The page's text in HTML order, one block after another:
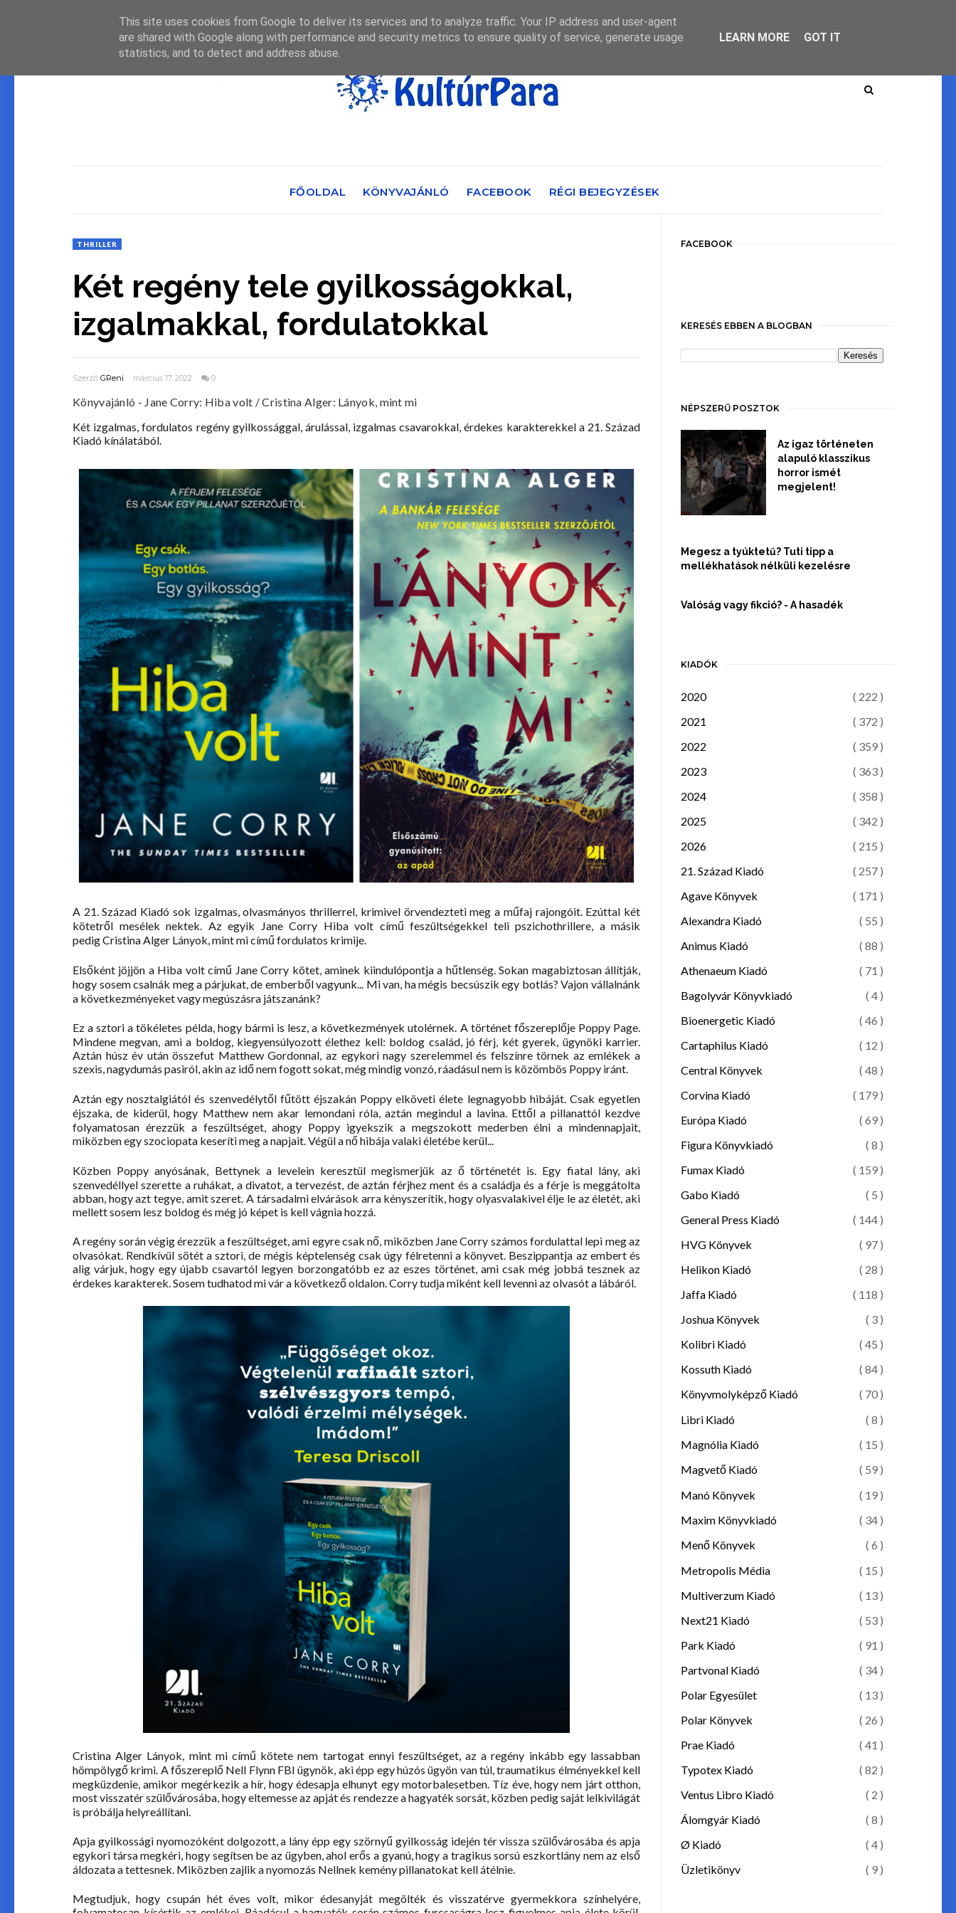
FŐOLDAL KÖNYVAJÁNLÓ FACEBOOK RÉGI BEJEGYZÉSEK
THRILLER
Két regény tele gyilkosságokkal,
izgalmakkal, fordulatokkal
Szerző GReni március 17, 2022 0
Könyvajánló - Jane Corry: Hiba volt / Cristina Alger: Lányok, mint mi
Két izgalmas, fordulatos regény gyilkossággal, árulással, izgalmas csavarokkal, érdekes karakterekkel a 21. Század
Kiadó kínálatából.
A 21. Század Kiadó sok izgalmas, olvasmányos thrillerrel, krimivel örvendezteti meg a műfaj rajongóit. Ezúttal két
kötetről mesélek nektek. Az egyik Jane Corry Hiba ​volt című feszültségekkel teli pszichothrillere, a másik
pedig Cristina Alger Lányok, mint mi című fordulatos krimije.
Elsőként jöjjön a Hiba volt című Jane Corry kötet, aminek kiindulópontja a hűtlenség. Sokan magabiztosan állítják,
hogy sosem csalnák meg a párjukat, de emberből vagyunk... Mi van, ha mégis becsúszik egy botlás? Vajon vállalnánk
a következményeket vagy megúszásra játszanánk?
Ez a sztori a tökéletes példa, hogy bármi is lesz, a következmények utolérnek. A történet főszereplője Poppy Page.
Mindene megvan, ami a boldog, kiegyensúlyozott élethez kell: boldog család, jó férj, két gyerek, ügynöki karrier.
Aztán húsz év után összefut Matthew Gordonnal, az egykori nagy szerelemmel és felszínre törnek az emlékek a
szexis, nagydumás pasiról, akin az idő nem fogott sokat, még mindig vonzó, ráadásul nem is közömbös Poppy iránt.
Aztán egy nosztalgiától és szenvedélytől fűtött éjszakán Poppy elköveti élete legnagyobb hibáját. Csak egyetlen
éjszaka, de kiderül, hogy Matthew nem akar lemondani róla, aztán megindul a lavina. Ettől a pillanattól kezdve
folyamatosan érezzük a feszültséget, ahogy Poppy igyekszik a megszokott mederben élni a mindennapjait,
miközben egy szociopata keseríti meg a napjait. Végül a nő hibája valaki életébe kerül...
Közben Poppy anyósának, Bettynek a levelein keresztül megismerjük az ő történetét is. Egy fiatal lány, aki
szenvedéllyel szerette a ruhákat, a divatot, a tervezést, de aztán férjhez ment és a családja és a férje is meggátolta
abban, hogy azt tegye, amit szeret. A társadalmi elvárások arra kényszerítik, hogy olyasvalakivel élje le az életét, aki
mellett sosem lesz boldog és még jó képet is kell vágnia hozzá.
A regény során végig érezzük a feszültséget, ami egyre csak nő, miközben Jane Corry számos fordulattal lepi meg az
olvasókat. Rendkívül sötét a sztori, de mégis képtelenség csak úgy félretenni a könyvet. Beszippantja az embert és
alig várjuk, hogy egy újabb csavartól legyen borzongatóbb ez az eszes történet, ami csak még jobbá tesznek az
érdekes karakterek. Sosem tudhatod mi vár a következő oldalon. Corry tudja miként kell levenni az olvasót a lábáról.
Cristina Alger Lányok, mint mi című kötete nem tartogat ennyi feszültséget, az a regény inkább egy lassabban
hömpölygő krimi. A főszereplő Nell Flynn FBI ügynök, aki épp egy húzós ügyön van túl, traumatikus élményekkel kell
megküzdenie, amikor megérkezik a hír, hogy édesapja elhunyt egy motorbalesetben. Tíz éve, hogy nem járt otthon,
most visszatér szülővárosába, hogy eltemesse az apját és rendezze a hagyaték sorsát, közben pedig saját lelkivilágát
is próbálja helyreállítani.
Apja gyilkossági nyomozóként dolgozott, a lány épp egy szörnyű gyilkosság idején tér vissza szülővárosába és apja
egykori társa megkéri, hogy segítsen be az ügyben, ahol erős a gyanú, hogy a tragikus sorsú eszkortlány nem az első
áldozata a tettesnek. Miközben zajlik a nyomozás Nellnek kemény pillanatokat kell átélnie.
Megtudjuk, hogy csupán hét éves volt, mikor édesanyját megölték és visszatérve gyermekkora színhelyére,
FACEBOOK
KERESÉS EBBEN A BLOGBAN
NÉPSZERŰ POSZTOK
Az igaz történeten
alapuló klasszikus
horror ismét
megjelent!
Megesz a tyúktetű? Tuti tipp a
mellékhatások nélküli kezelésre
Valóság vagy fikció? - A hasadék
KIADÓK
2020
( 222 )
2021
( 372 )
2022
( 359 )
2023
( 363 )
2024
( 358 )
2025
( 342 )
2026
( 215 )
21. Század Kiadó
( 257 )
Agave Könyvek
( 171 )
Alexandra Kiadó
( 55 )
Animus Kiadó
( 88 )
Athenaeum Kiadó
( 71 )
Bagolyvár Könyvkiadó
( 4 )
Bioenergetic Kiadó
( 46 )
Cartaphilus Kiadó
( 12 )
Central Könyvek
( 48 )
Corvina Kiadó
( 179 )
Európa Kiadó
( 69 )
Figura Könyvkiadó
( 8 )
Fumax Kiadó
( 159 )
Gabo Kiadó
( 5 )
General Press Kiadó
( 144 )
HVG Könyvek
( 97 )
Helikon Kiadó
( 28 )
Jaffa Kiadó
( 118 )
Joshua Könyvek
( 3 )
Kolibri Kiadó
( 45 )
Kossuth Kiadó
( 84 )
Könyvmolyképző Kiadó
( 70 )
Libri Kiadó
( 8 )
Magnólia Kiadó
( 15 )
Magvető Kiadó
( 59 )
Manó Könyvek
( 19 )
Maxim Könyvkiadó
( 34 )
Menő Könyvek
( 6 )
Metropolis Média
( 15 )
Multiverzum Kiadó
( 13 )
Next21 Kiadó
( 53 )
Park Kiadó
( 91 )
Partvonal Kiadó
( 34 )
Polar Egyesület
( 13 )
Polar Könyvek
( 26 )
Prae Kiadó
( 41 )
Typotex Kiadó
( 82 )
Ventus Libro Kiadó
( 2 )
Álomgyár Kiadó
( 8 )
Ø Kiadó
( 4 )
Üzletikönyv
( 9 )
This site uses cookies from Google to deliver its services and to analyze traffic. Your IP address and user-agent
are shared with Google along with performance and security metrics to ensure quality of service, generate usage
statistics, and to detect and address abuse.
LEARN MORE GOT IT